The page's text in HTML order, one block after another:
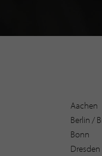
Aachen
Berlin /
Bonn
Dresden